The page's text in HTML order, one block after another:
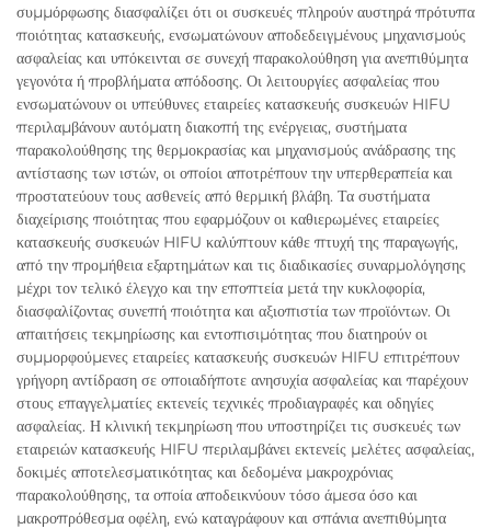
συμμόρφωσης διασφαλίζει ότι οι συσκευές πληρούν αυστηρά πρότυπα
ποιότητας κατασκευής, ενσωματώνουν αποδεδειγμένους μηχανισμούς
ασφαλείας και υπόκεινται σε συνεχή παρακολούθηση για ανεπιθύμητα
γεγονότα ή προβλήματα απόδοσης. Οι λειτουργίες ασφαλείας που
ενσωματώνουν οι υπεύθυνες εταιρείες κατασκευής συσκευών HIFU
περιλαμβάνουν αυτόματη διακοπή της ενέργειας, συστήματα
παρακολούθησης της θερμοκρασίας και μηχανισμούς ανάδρασης της
αντίστασης των ιστών, οι οποίοι αποτρέπουν την υπερθεραπεία και
προστατεύουν τους ασθενείς από θερμική βλάβη. Τα συστήματα
διαχείρισης ποιότητας που εφαρμόζουν οι καθιερωμένες εταιρείες
κατασκευής συσκευών HIFU καλύπτουν κάθε πτυχή της παραγωγής,
από την προμήθεια εξαρτημάτων και τις διαδικασίες συναρμολόγησης
μέχρι τον τελικό έλεγχο και την εποπτεία μετά την κυκλοφορία,
διασφαλίζοντας συνεπή ποιότητα και αξιοπιστία των προϊόντων. Οι
απαιτήσεις τεκμηρίωσης και εντοπισιμότητας που διατηρούν οι
συμμορφούμενες εταιρείες κατασκευής συσκευών HIFU επιτρέπουν
γρήγορη αντίδραση σε οποιαδήποτε ανησυχία ασφαλείας και παρέχουν
στους επαγγελματίες εκτενείς τεχνικές προδιαγραφές και οδηγίες
ασφαλείας. Η κλινική τεκμηρίωση που υποστηρίζει τις συσκευές των
εταιρειών κατασκευής HIFU περιλαμβάνει εκτενείς μελέτες ασφαλείας,
δοκιμές αποτελεσματικότητας και δεδομένα μακροχρόνιας
παρακολούθησης, τα οποία αποδεικνύουν τόσο άμεσα όσο και
μακροπρόθεσμα οφέλη, ενώ καταγράφουν και σπάνια ανεπιθύμητα